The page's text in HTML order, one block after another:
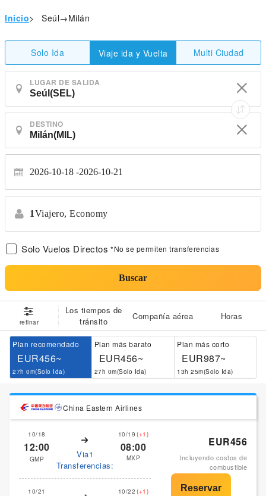
Inicio> Seúl→Milán
Solo Ida Viaje ida y Vuelta Multi Ciudad
LUGAR DE SALIDA
DESTINO
2026-10-18 2026-10-21
1Viajero, Economy
Solo Vuelos Directos *No se permiten transferencias
Buscar
refinar
Los tiempos de
tránsito
Compañía aérea Horas
Plan recomendado
EUR456~
27h 0m(Solo Ida)
Plan más barato
EUR456~
27h 0m(Solo Ida)
Plan más corto
EUR987~
13h 25m(Solo Ida)
China Eastern Airlines
10/18
12:00
GMP
Via1
Transferencias:
10/19 (+1)
08:00
MXP
10/21 10/22 (+1)
EUR456
Incluyendo costos de
combustible